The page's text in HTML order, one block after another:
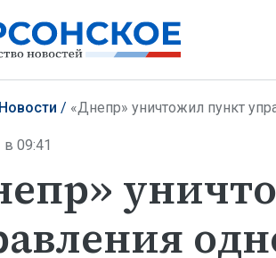
Новости «Днепр» уничтожил пункт
09:41